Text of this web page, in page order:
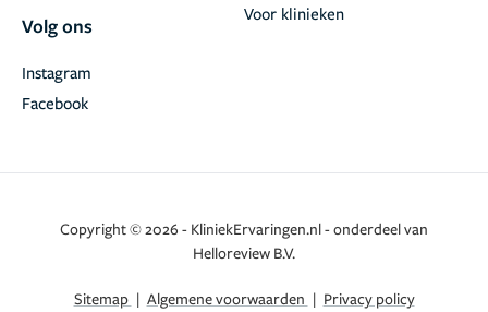
Volg ons
Facebook
Instagram
Voor klinieken
Copyright © 2026 - KliniekErvaringen.nl - onderdeel van
Helloreview B.V.
Sitemap | Algemene voorwaarden | Privacy policy